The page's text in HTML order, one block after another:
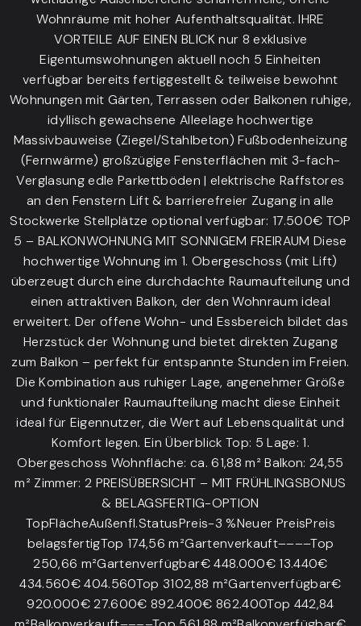
Wohnräume mit hoher Aufenthaltsqualität. IHRE
VORTEILE AUF EINEN BLICK nur 8 exklusive
Eigentumswohnungen aktuell noch 5 Einheiten
verfügbar bereits fertiggestellt & teilweise bewohnt
Wohnungen mit Gärten, Terrassen oder Balkonen ruhige,
idyllisch gewachsene Alleelage hochwertige
Massivbauweise (Ziegel/Stahlbeton) Fußbodenheizung
(Fernwärme) großzügige Fensterflächen mit 3-fach-
Verglasung edle Parkettböden | elektrische Raffstores
an den Fenstern Lift & barrierefreier Zugang in alle
Stockwerke Stellplätze optional verfügbar: 17.500€ TOP
5 – BALKONWOHNUNG MIT SONNIGEM FREIRAUM Diese
hochwertige Wohnung im 1. Obergeschoss (mit Lift)
überzeugt durch eine durchdachte Raumaufteilung und
einen attraktiven Balkon, der den Wohnraum ideal
erweitert. Der offene Wohn- und Essbereich bildet das
Herzstück der Wohnung und bietet direkten Zugang
zum Balkon – perfekt für entspannte Stunden im Freien.
Die Kombination aus ruhiger Lage, angenehmer Größe
und funktionaler Raumaufteilung macht diese Einheit
ideal für Eigennutzer, die Wert auf Lebensqualität und
Komfort legen. Ein Überblick Top: 5 Lage: 1.
Obergeschoss Wohnfläche: ca. 61,88 m² Balkon: 24,55
m² Zimmer: 2 PREISÜBERSICHT – MIT FRÜHLINGSBONUS
& BELAGSFERTIG-OPTION
TopFlächeAußenfl.StatusPreis-3 %Neuer PreisPreis
belagsfertigTop 174,56 m²Gartenverkauft––––Top
250,66 m²Gartenverfügbar€ 448.000€ 13.440€
434.560€ 404.560Top 3102,88 m²Gartenverfügbar€
920.000€ 27.600€ 892.400€ 862.400Top 442,84